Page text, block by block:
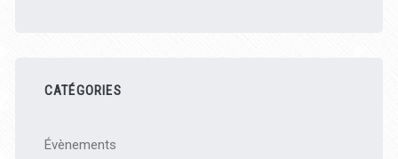
CATÉGORIES
Évènements